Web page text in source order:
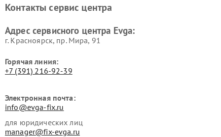
Контакты сервис центра
Адрес сервисного центра Evga:
г. Красноярск, ​пр. Мира, 91
Горячая линия:
+7 (391) 216-92-39
Электронная почта:
info@evga-fix.ru
для юридических лиц
manager@fix-evga.ru